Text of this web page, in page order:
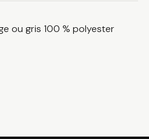
ou gris 100 % polyester